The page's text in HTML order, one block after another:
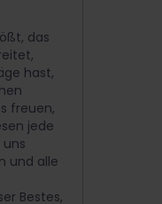
das
hast,
freuen,
jede
und alle
Bestes,